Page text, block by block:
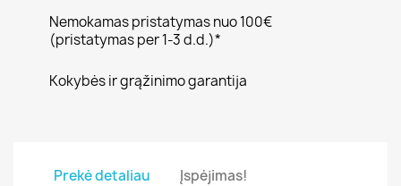
Nemokamas pristatymas nuo 100€
(pristatymas per 1-3 d.d.)*
Kokybės ir grąžinimo garantija
Prekė detaliau Įspėjimas!